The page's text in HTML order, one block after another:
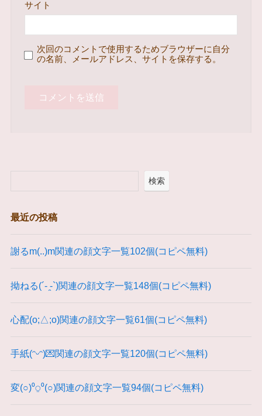
サイト
次回のコメントで使用するためブラウザーに自分
の名前、メールアドレス、サイトを保存する。
検索
最近の投稿
謝るm(..)m関連の顔文字一覧102個(コピペ無料)
拗ねる(´- ̯-`)関連の顔文字一覧148個(コピペ無料)
心配(o;△;o)関連の顔文字一覧61個(コピペ無料)
手紙(ᵔᵕᵔ)💌関連の顔文字一覧120個(コピペ無料)
変(○)⁰⍜⁰(○)関連の顔文字一覧94個(コピペ無料)